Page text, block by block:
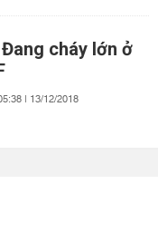
cháy lớn ở
| 13/12/2018